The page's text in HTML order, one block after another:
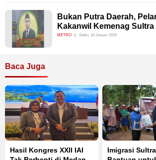
Bukan Putra Daerah,
Kakanwil Kemenag
METRO Sabtu, 18 Januari 2020
Baca Juga
Hasil Kongres XXII IAI
Imigrasi